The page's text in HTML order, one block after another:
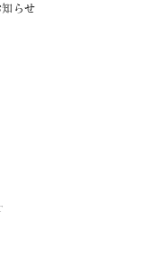
らせ